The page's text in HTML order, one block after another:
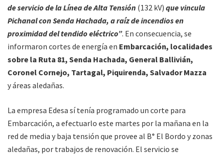
de servicio de la Línea de Alta Tensión (132 kV) que vincula
Pichanal con Senda Hachada, a raíz de incendios en
proximidad del tendido eléctrico”. En consecuencia, se
informaron cortes de energía en Embarcación, localidades
sobre la Ruta 81, Senda Hachada, General Ballivián,
Coronel Cornejo, Tartagal, Piquirenda, Salvador Mazza
y áreas aledañas.
La empresa Edesa sí tenía programado un corte para
Embarcación, a efectuarlo este martes por la mañana en la
red de media y baja tensión que provee al B° El Bordo y zonas
aledañas, por trabajos de renovación. El servicio se